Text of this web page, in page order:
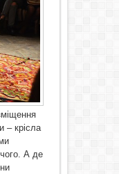
– крісла
А де